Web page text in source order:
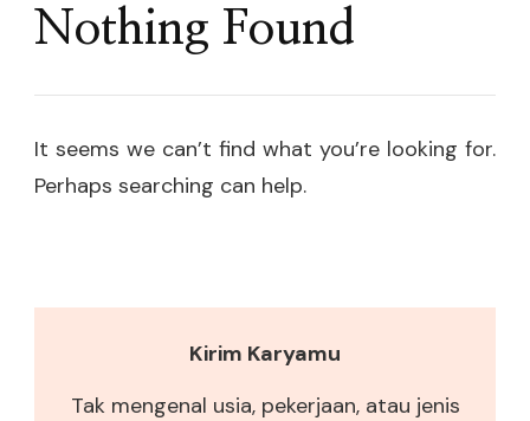
Nothing Found
It seems we can’t find what you’re looking for.
Perhaps searching can help.
Kirim Karyamu
Tak mengenal usia, pekerjaan, atau jenis